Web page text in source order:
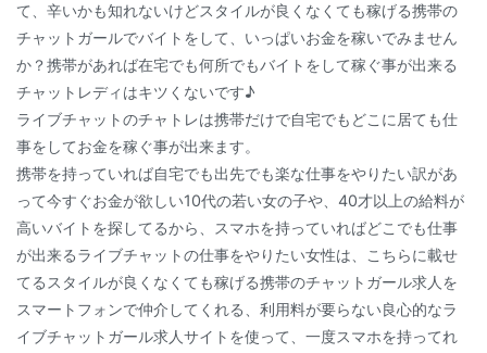
て、辛いかも知れないけどスタイルが良くなくても稼げる携帯の
チャットガールでバイトをして、いっぱいお金を稼いでみません
か？携帯があれば在宅でも何所でもバイトをして稼ぐ事が出来る
チャットレディはキツくないです♪
ライブチャットのチャトレは携帯だけで自宅でもどこに居ても仕
事をしてお金を稼ぐ事が出来ます。
携帯を持っていれば自宅でも出先でも楽な仕事をやりたい訳があ
って今すぐお金が欲しい10代の若い女の子や、40才以上の給料が
高いバイトを探してるから、スマホを持っていればどこでも仕事
が出来るライブチャットの仕事をやりたい女性は、こちらに載せ
てるスタイルが良くなくても稼げる携帯のチャットガール求人を
スマートフォンで仲介してくれる、利用料が要らない良心的なラ
イブチャットガール求人サイトを使って、一度スマホを持ってれ